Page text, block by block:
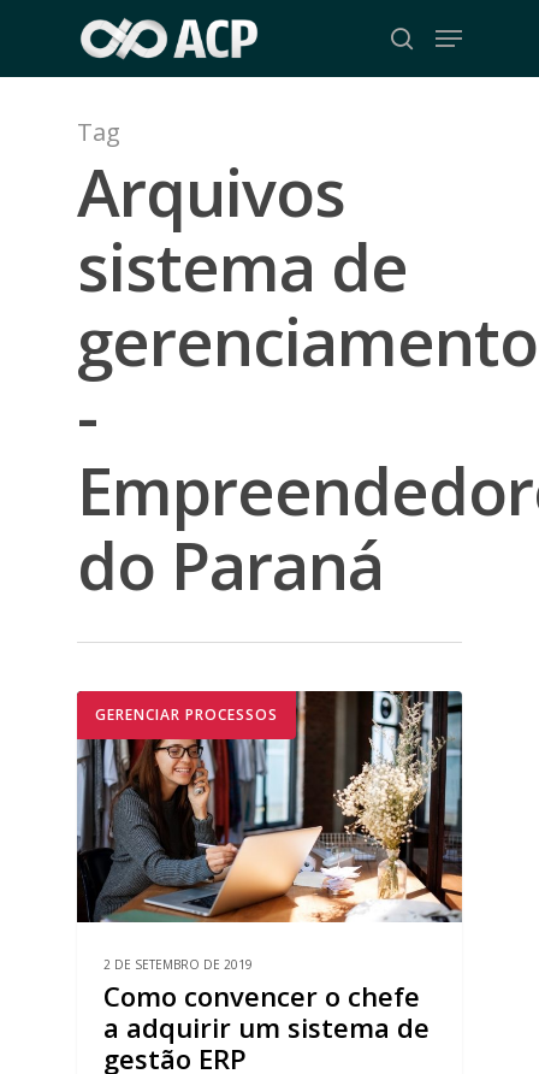
main
search
Menu
Tag
Arquivos
sistema de
gerenciamento
-
do Paraná
GERENCIAR PROCESSOS
2 DE SETEMBRO DE 2019
Como convencer o chefe
a adquirir um sistema de
gestão ERP
Close